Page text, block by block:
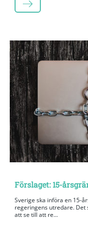
LÄS MER
Förslaget: 15-
Sverige ska införa en 15-
regeringens utredare.
att se till att re...